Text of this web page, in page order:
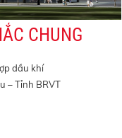
CHUNG
dầu khí
– Tỉnh BRVT